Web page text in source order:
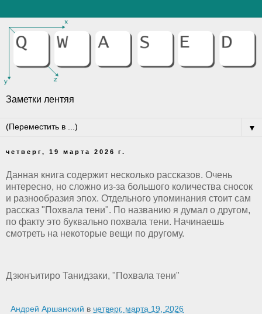
Заметки лентяя
▼
четверг, 19 марта 2026 г.
Данная книга содержит несколько рассказов. Очень
интересно, но сложно из-за большого количества сносок
и разнообразия эпох. Отдельного упоминания стоит сам
рассказ "Похвала тени". По названию я думал о другом,
по факту это буквально похвала тени. Начинаешь
смотреть на некоторые вещи по другому.
Дзюнъитиро Танидзаки, "Похвала тени"
Андрей Аршанский в четверг, марта 19, 2026